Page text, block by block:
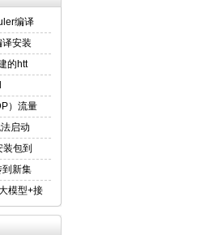
编译
安装
的htt
）流量
启动
包到
到新集
模型+接